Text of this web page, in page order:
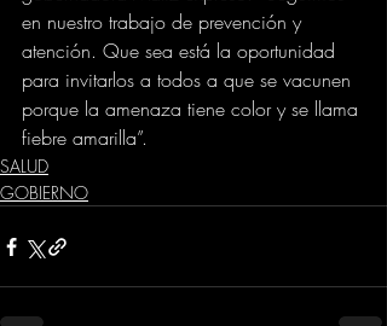
en nuestro trabajo de prevención y
atención. Que sea está la oportunidad
para invitarlos a todos a que se vacunen
porque la amenaza tiene color y se llama
fiebre amarilla”.
SALUD
GOBIERNO